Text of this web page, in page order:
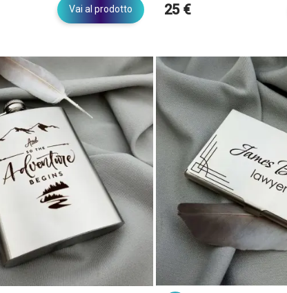
Vai al prodotto 25 €